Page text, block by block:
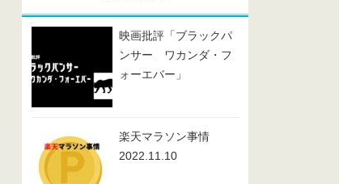
映画批評「ブラックパ
ンサー ワカンダ・フ
ォーエバー」
楽天マラソン事情
2022.11.10